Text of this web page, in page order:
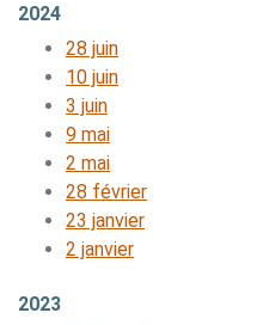
2024
28 juin
10 juin
3 juin
9 mai
2 mai
28 février
23 janvier
2 janvier
2023